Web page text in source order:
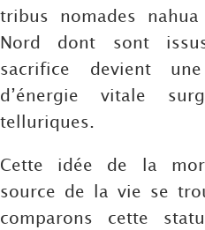
tribus nomades
Nord dont sont
sacrifice devient
d’énergie vitale
telluriques.
Cette idée de la
source de la vie se
comparons cette